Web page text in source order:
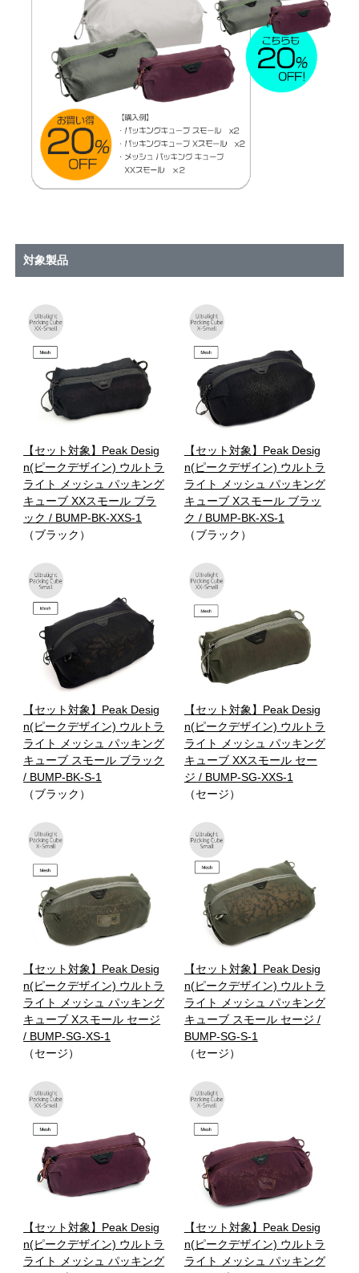
対象製品
【セット対象】Peak Desig
n(ピークデザイン) ウルトラ
ライト メッシュ パッキング
キューブ XXスモール ブラ
ック / BUMP-BK-XXS-1
（ブラック）
【セット対象】Peak Desig
n(ピークデザイン) ウルトラ
ライト メッシュ パッキング
キューブ Xスモール ブラッ
ク / BUMP-BK-XS-1
（ブラック）
【セット対象】Peak Desig
n(ピークデザイン) ウルトラ
ライト メッシュ パッキング
キューブ スモール ブラック
/ BUMP-BK-S-1
（ブラック）
【セット対象】Peak Desig
n(ピークデザイン) ウルトラ
ライト メッシュ パッキング
キューブ XXスモール セー
ジ / BUMP-SG-XXS-1
（セージ）
【セット対象】Peak Desig
n(ピークデザイン) ウルトラ
ライト メッシュ パッキング
キューブ Xスモール セージ
/ BUMP-SG-XS-1
（セージ）
【セット対象】Peak Desig
n(ピークデザイン) ウルトラ
ライト メッシュ パッキング
キューブ スモール セージ /
BUMP-SG-S-1
（セージ）
【セット対象】Peak Desig
n(ピークデザイン) ウルトラ
ライト メッシュ パッキング
【セット対象】Peak Desig
n(ピークデザイン) ウルトラ
ライト メッシュ パッキング